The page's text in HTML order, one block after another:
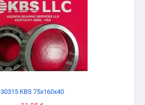
30315 KBS 75x160x40